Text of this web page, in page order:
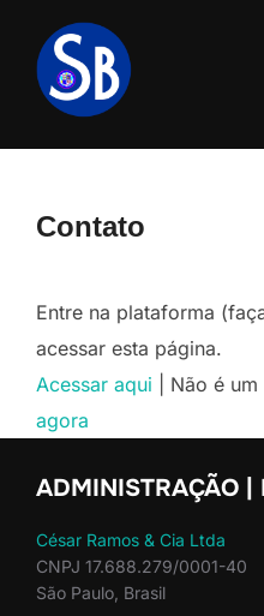
para
conteúdo
Contato
Entre na plataforma
acessar esta página.
Acessar aqui | Não é
agora
ADMINISTRAÇÃO |
César Ramos & Cia Ltda
CNPJ 17.688.279/0001-40
São Paulo, Brasil